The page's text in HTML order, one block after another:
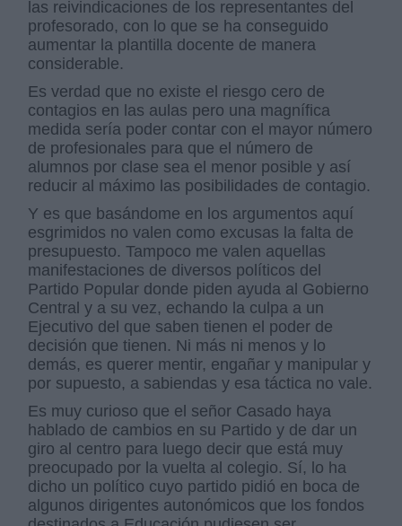
las reivindicaciones de los representantes del
profesorado, con lo que se ha conseguido
aumentar la plantilla docente de manera
considerable.
Es verdad que no existe el riesgo cero de
contagios en las aulas pero una magnífica
medida sería poder contar con el mayor número
de profesionales para que el número de
alumnos por clase sea el menor posible y así
reducir al máximo las posibilidades de contagio.
Y es que basándome en los argumentos aquí
esgrimidos no valen como excusas la falta de
presupuesto. Tampoco me valen aquellas
manifestaciones de diversos políticos del
Partido Popular donde piden ayuda al Gobierno
Central y a su vez, echando la culpa a un
Ejecutivo del que saben tienen el poder de
decisión que tienen. Ni más ni menos y lo
demás, es querer mentir, engañar y manipular y
por supuesto, a sabiendas y esa táctica no vale.
Es muy curioso que el señor Casado haya
hablado de cambios en su Partido y de dar un
giro al centro para luego decir que está muy
preocupado por la vuelta al colegio. Sí, lo ha
dicho un político cuyo partido pidió en boca de
algunos dirigentes autonómicos que los fondos